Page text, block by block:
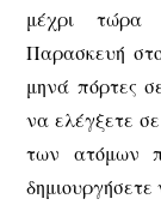
μέχρι τώρα
Παρασκευή
μηνά πόρτες
να ελέγξετε
των ατόμων
δημιουργήσετε